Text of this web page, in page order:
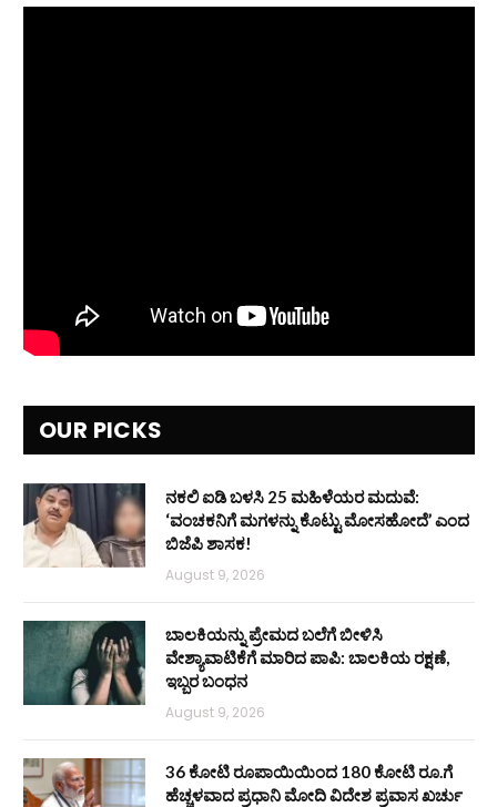
OUR PICKS
ನಕಲಿ ಐಡಿ ಬಳಸಿ 25 ಮಹಿಳೆಯರ ಮದುವೆ:
‘ವಂಚಕನಿಗೆ ಮಗಳನ್ನು ಕೊಟ್ಟು ಮೋಸಹೋದೆ’ ಎಂದ
ಬಿಜೆಪಿ ಶಾಸಕ!
August 9, 2026
ಬಾಲಕಿಯನ್ನು ಪ್ರೇಮದ ಬಲೆಗೆ ಬೀಳಿಸಿ
ವೇಶ್ಯಾವಾಟಿಕೆಗೆ ಮಾರಿದ ಪಾಪಿ: ಬಾಲಕಿಯ ರಕ್ಷಣೆ,
ಇಬ್ಬರ ಬಂಧನ
August 9, 2026
36 ಕೋಟಿ ರೂಪಾಯಿಯಿಂದ 180 ಕೋಟಿ ರೂ.ಗೆ
ಹೆಚ್ಚಳವಾದ ಪ್ರಧಾನಿ ಮೋದಿ ವಿದೇಶ ಪ್ರವಾಸ ಖರ್ಚು